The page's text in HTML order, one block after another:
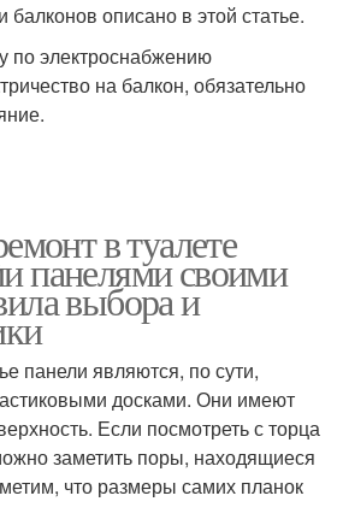
описано в этой статье.
по электроснабжению
на балкон, обязательно
в туалете
панелями своими
выбора и
панели являются, по сути,
досками. Они имеют
Если посмотреть с торца
заметить поры, находящиеся
что размеры самих планок